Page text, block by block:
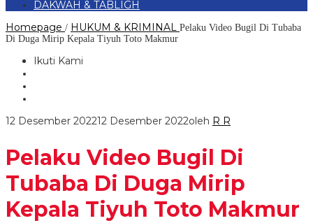
DAKWAH & TABLIGH
Homepage / HUKUM & KRIMINAL Pelaku Video Bugil Di Tubaba
Di Duga Mirip Kepala Tiyuh Toto Makmur
Ikuti Kami
12 Desember 202212 Desember 2022oleh R R
Pelaku Video Bugil Di
Tubaba Di Duga Mirip
Kepala Tiyuh Toto Makmur